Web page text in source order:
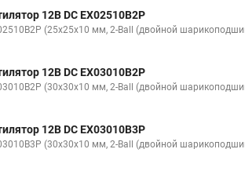
12В DC EX02510B2P
(25x25x10 мм, 2-Ball (двойной
12В DC EX03010B2P
(30x30x10 мм, 2-Ball (двойной
12В DC EX03010B3P
(30x30x10 мм, 2-Ball (двойной